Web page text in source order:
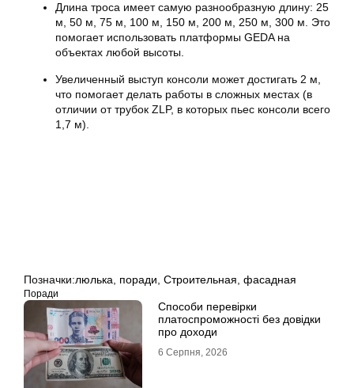
Длина троса имеет самую разнообразную длину: 25
м, 50 м, 75 м, 100 м, 150 м, 200 м, 250 м, 300 м. Это
помогает использовать платформы GEDA на
объектах любой высоты.
Увеличенный выступ консоли может достигать 2 м,
что помогает делать работы в сложных местах (в
отличии от трубок ZLP, в которых пьес консоли всего
1,7 м).
Позначки:люлька поради Строительная фасадная
Поради
Способи перевірки
платоспроможності без довідки
про доходи
6 Серпня, 2026